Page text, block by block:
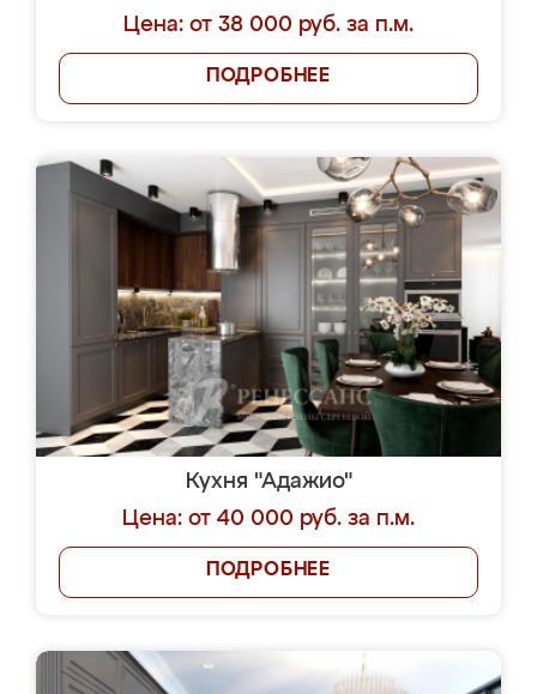
Цена: от 38 000 руб. за п.м.
ПОДРОБНЕЕ
Кухня "Адажио"
Цена: от 40 000 руб. за п.м.
ПОДРОБНЕЕ